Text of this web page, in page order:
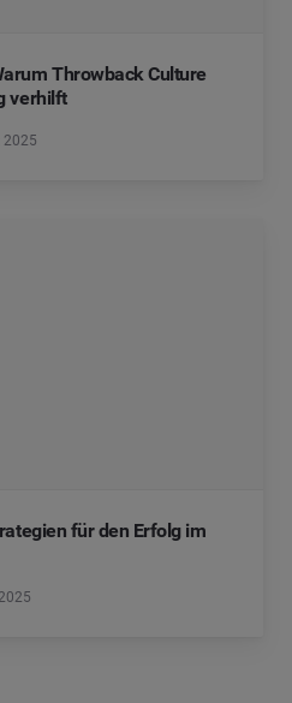
Throwback Culture
verhilft
2025
für den Erfolg im